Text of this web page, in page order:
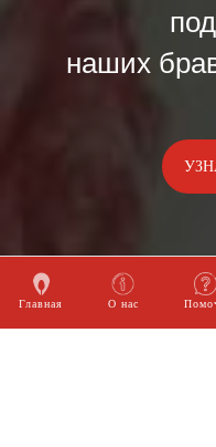
Главная О нас
наших